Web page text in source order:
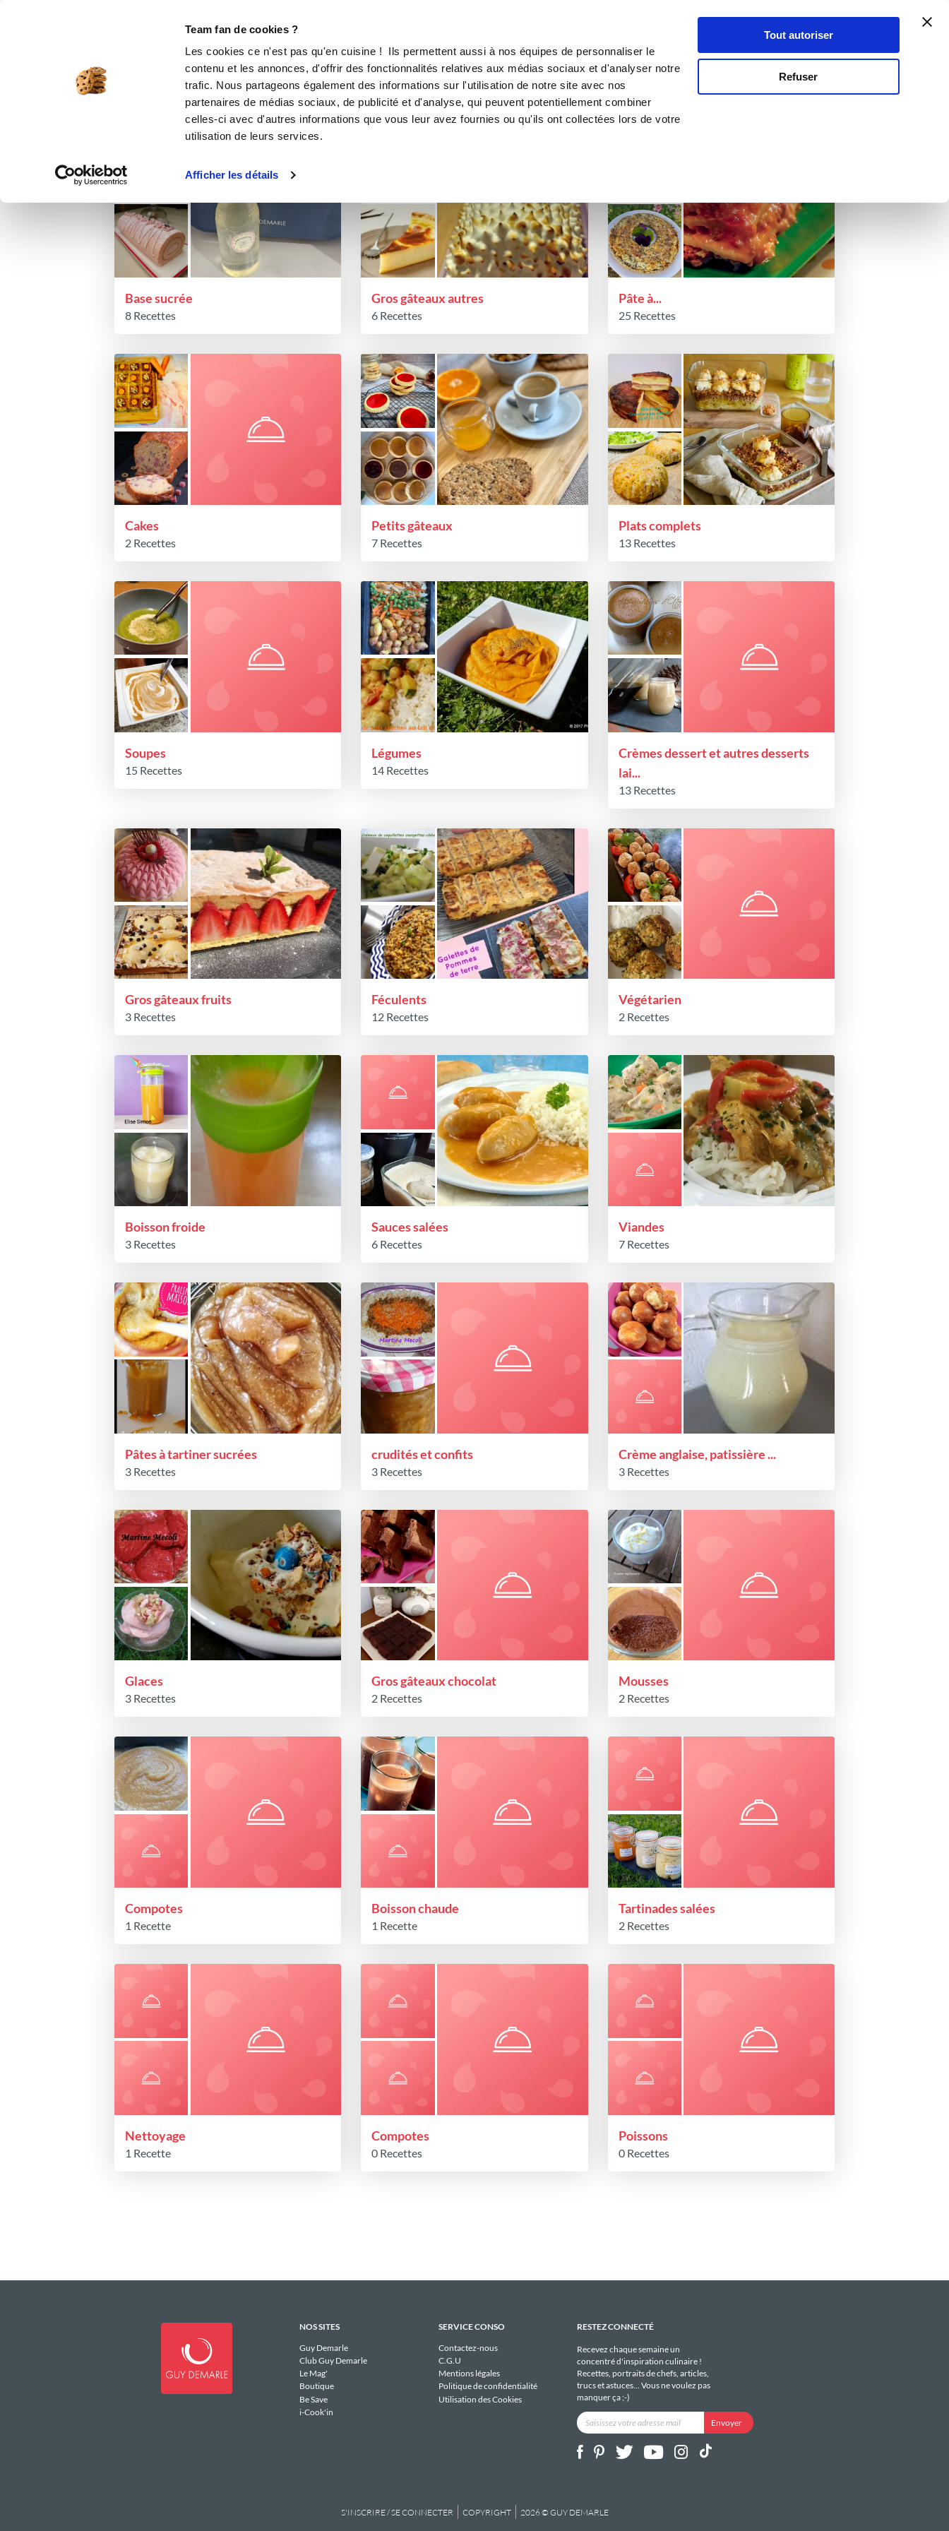
Team fan de cookies ?
Les cookies ce n'est pas qu'en cuisine ! Ils permettent aussi à nos équipes de personnaliser le
contenu et les annonces, d'offrir des fonctionnalités relatives aux médias sociaux et d'analyser notre
trafic. Nous partageons également des informations sur l'utilisation de notre site avec nos
partenaires de médias sociaux, de publicité et d'analyse, qui peuvent potentiellement combiner
celles-ci avec d'autres informations que vous leur avez fournies ou qu'ils ont collectées lors de votre
utilisation de leurs services.
Afficher les détails
Tout autoriser
Refuser
Se connecter
Les listes de favoris publiques de valeriec_f4f9
Dernières modifications
Compotes
1 Recette
Boisson chaude
1 Recette
Crème anglaise, patissière ...
3 Recettes
Poissons
0 Recettes
Pâte à...
25 Recettes
Boisson froide
3 Recettes
Pâtes à tartiner sucrées
3 Recettes
Sauces salées
6 Recettes
Viandes
7 Recettes
Soupes
15 Recettes
Compotes
0 Recettes
Tartinades salées
2 Recettes
Féculents
12 Recettes
Légumes
14 Recettes
Petits gâteaux
7 Recettes
Crèmes dessert et autres desserts
lai...
13 Recettes
Mousses
2 Recettes
Gros gâteaux chocolat
2 Recettes
Gros gâteaux fruits
3 Recettes
Gros gâteaux autres
6 Recettes
Nettoyage
1 Recette
Végétarien
2 Recettes
Glaces
3 Recettes
Cakes
2 Recettes
Plats complets
13 Recettes
crudités et confits
3 Recettes
Base sucrée
8 Recettes
NOS SITES
Guy Demarle
Club Guy Demarle
Le Mag'
Boutique
Be Save
i-Cook'in
SERVICE CONSO
Contactez-nous
C.G.U
Mentions légales
Politique de confidentialité
Utilisation des Cookies
RESTEZ CONNECTÉ
Recevez chaque semaine un
concentré d'inspiration culinaire !
Recettes, portraits de chefs, articles,
trucs et astuces... Vous ne voulez pas
manquer ça ;-)
S'INSCRIRE / SE CONNECTER COPYRIGHT 2026 © GUY DEMARLE